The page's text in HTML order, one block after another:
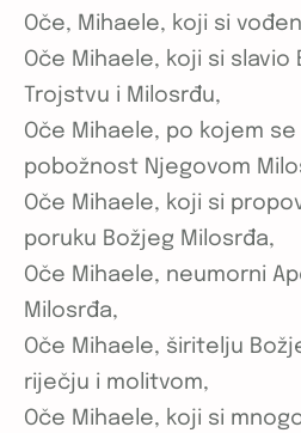
Oče, Mihaele, koji si
Oče Mihaele, koji si slavio
Trojstvu i Milosrđu,
Oče Mihaele, po kojem
pobožnost Njegovom
Oče Mihaele, koji si
poruku Božjeg Milosrđa,
Oče Mihaele, neumorni
Milosrđa,
Oče Mihaele, širitelju
riječju i molitvom,
Oče Mihaele, koji si